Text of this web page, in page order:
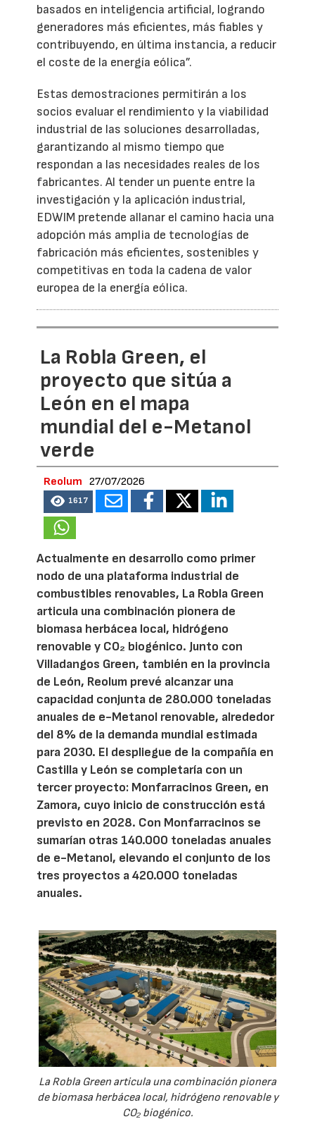
basados en inteligencia artificial, logrando
generadores más eficientes, más fiables y
contribuyendo, en última instancia, a reducir
el coste de la energía eólica”.
Estas demostraciones permitirán a los
socios evaluar el rendimiento y la viabilidad
industrial de las soluciones desarrolladas,
garantizando al mismo tiempo que
respondan a las necesidades reales de los
fabricantes. Al tender un puente entre la
investigación y la aplicación industrial,
EDWIM pretende allanar el camino hacia una
adopción más amplia de tecnologías de
fabricación más eficientes, sostenibles y
competitivas en toda la cadena de valor
europea de la energía eólica.
La Robla Green, el
proyecto que sitúa a
León en el mapa
mundial del e-Metanol
verde
Reolum 27/07/2026
1617
Actualmente en desarrollo como primer
nodo de una plataforma industrial de
combustibles renovables, La Robla Green
articula una combinación pionera de
biomasa herbácea local, hidrógeno
renovable y CO₂ biogénico. Junto con
Villadangos Green, también en la provincia
de León, Reolum prevé alcanzar una
capacidad conjunta de 280.000 toneladas
anuales de e-Metanol renovable, alrededor
del 8% de la demanda mundial estimada
para 2030. El despliegue de la compañía en
Castilla y León se completaría con un
tercer proyecto: Monfarracinos Green, en
Zamora, cuyo inicio de construcción está
previsto en 2028. Con Monfarracinos se
sumarían otras 140.000 toneladas anuales
de e-Metanol, elevando el conjunto de los
tres proyectos a 420.000 toneladas
anuales.
La Robla Green articula una combinación pionera
de biomasa herbácea local, hidrógeno renovable y
CO₂ biogénico.